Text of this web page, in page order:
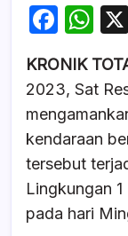
F
c
e
b
o
o
k
W
at
s
A
p
p
KRONIK
2023, Sat
kendaraan
tersebut
Lingkungan
pada hari